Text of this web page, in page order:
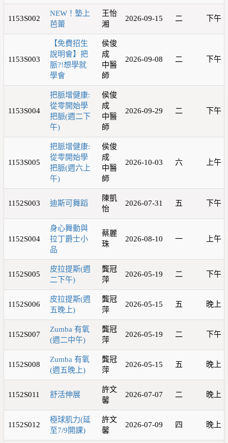
1153S002
NEW！墊上
芭蕾
王怡
湘
2026-09-15 二 下午
1153S003
【免費招生
說明會】把
脈?!想學就
學會
侯俊
成
中醫
師
2026-09-08 二 下午
1153S004
把脈增健康:
從零開始學
把脈(週二下
午)
侯俊
成
中醫
師
2026-09-29 二 下午
1153S005
把脈增健康:
從零開始學
把脈(週六上
午)
侯俊
成
中醫
師
2026-10-03 六 上午
1152S003 迪斯可舞蹈
陳凱
怡
2026-07-31 五 下午
1152S004
身心舞動與
拉丁爵士小
品
蔡麗
珠
2026-08-10 一 上午
1152S005
皮拉提斯(週
二下午)
龔冠
萍
2026-05-19 二 下午
1152S006
皮拉提斯(週
五晚上)
龔冠
萍
2026-05-15 五 晚上
1152S007
Zumba 有氧
(週二中午)
龔冠
萍
2026-05-19 二 下午
1152S008
Zumba 有氧
(週五晚上)
龔冠
萍
2026-05-15 五 晚上
1152S011 舒活伸展
許文
馨
2026-07-07 二 晚上
1152S012
極球肌力(延
至7/9開課)
許文
馨
2026-07-09 四 晚上